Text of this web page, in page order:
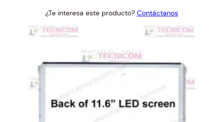
was:
is:
¿Te interesa este producto? Contáctanos